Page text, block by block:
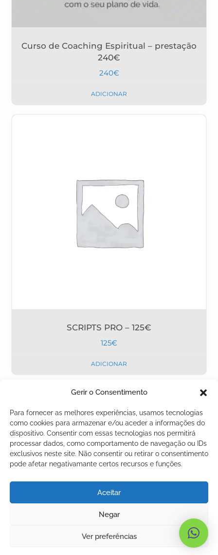
Gerir o Consentimento
Para fornecer as melhores experiências, usamos tecnologias
como cookies para armazenar e/ou aceder a informações do
dispositivo. Consentir com essas tecnologias nos permitirá
processar dados, como comportamento de navegação ou IDs
exclusivos neste site. Não consentir ou retirar o consentimento
pode afetar negativamante certos recursos e funções.
Aceitar
Negar
Ver preferências
Curso de Coaching Espiritual – prestação
240€
240€
ADICIONAR
SCRIPTS PRO – 125€
125€
ADICIONAR
INÍCIO SOBRE NÓS CURSOS
© COPYRIGHT 2026 - ACADEMIA PEDRO FRIAS
Termos e Condições
Livro de Reclamações
(RAL)
Métodos de Pagamento: MBWay | MB | Cartão de Crédito